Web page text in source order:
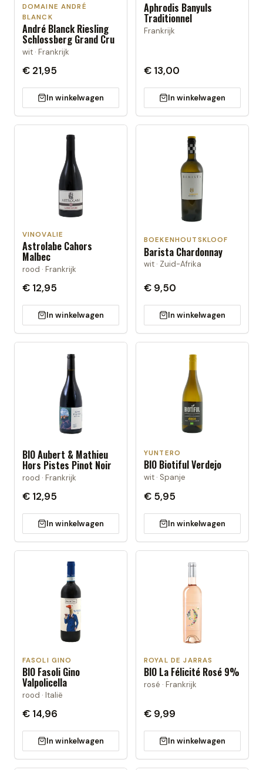
DOMAINE ANDRÉ
BLANCK
André Blanck Riesling
Schlossberg Grand Cru
wit · Frankrijk
€ 21,95
In winkelwagen
Aphrodis Banyuls
Traditionnel
Frankrijk
€ 13,00
In winkelwagen
VINOVALIE
Astrolabe Cahors
Malbec
rood · Frankrijk
€ 12,95
In winkelwagen
BOEKENHOUTSKLOOF
Barista Chardonnay
wit · Zuid-Afrika
€ 9,50
In winkelwagen
BIO Aubert & Mathieu
Hors Pistes Pinot Noir
rood · Frankrijk
€ 12,95
In winkelwagen
YUNTERO
BIO Biotiful Verdejo
wit · Spanje
€ 5,95
In winkelwagen
FASOLI GINO
BIO Fasoli Gino
Valpolicella
rood · Italië
€ 14,96
In winkelwagen
ROYAL DE JARRAS
BIO La Félicité Rosé 9%
rosé · Frankrijk
€ 9,99
In winkelwagen